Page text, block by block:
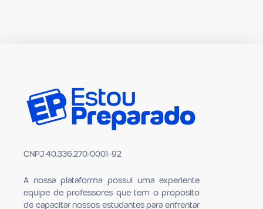
CNPJ 40.336.270/0001-92
A nossa plataforma possui uma experiente
equipe de professores que tem o propósito
de capacitar nossos estudantes para en­frentar